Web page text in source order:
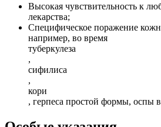
Высокая чувствительность к
лекарства;
Специфическое поражение
например, во время
туберкулеза
,
сифилиса
,
кори
, герпеса простой формы, оспы